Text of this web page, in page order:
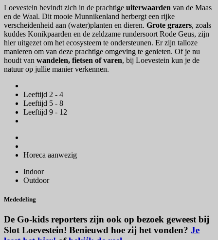
Loevestein bevindt zich in de prachtige uiterwaarden van de Maas
en de Waal. Dit mooie Munnikenland herbergt een rijke
verscheidenheid aan (water)planten en dieren. Grote grazers, zoals
kuddes Konikpaarden en de zeldzame rundersoort Rode Geus, zijn
hier uitgezet om het ecosysteem te ondersteunen. Er zijn talloze
manieren om van deze prachtige omgeving te genieten. Of je nu
houdt van wandelen, fietsen of varen, bij Loevestein kun je de
natuur op jullie manier verkennen.
Leeftijd 2 - 4
Leeftijd 5 - 8
Leeftijd 9 - 12
Horeca aanwezig
Indoor
Outdoor
Mededeling
De Go-kids reporters zijn ook op bezoek geweest bij
Slot Loevestein! Benieuwd hoe zij het vonden? Je